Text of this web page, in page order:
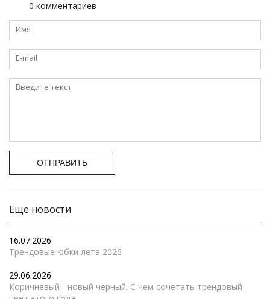
0 комментариев
ОТПРАВИТЬ
Еще новости
16.07.2026
Трендовые юбки лета 2026
29.06.2026
Коричневый - новый черный. С чем сочетать трендовый